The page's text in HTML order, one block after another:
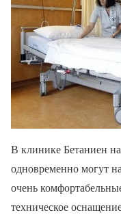
В клинике Бетаниен
одновременно могут
очень
техническое